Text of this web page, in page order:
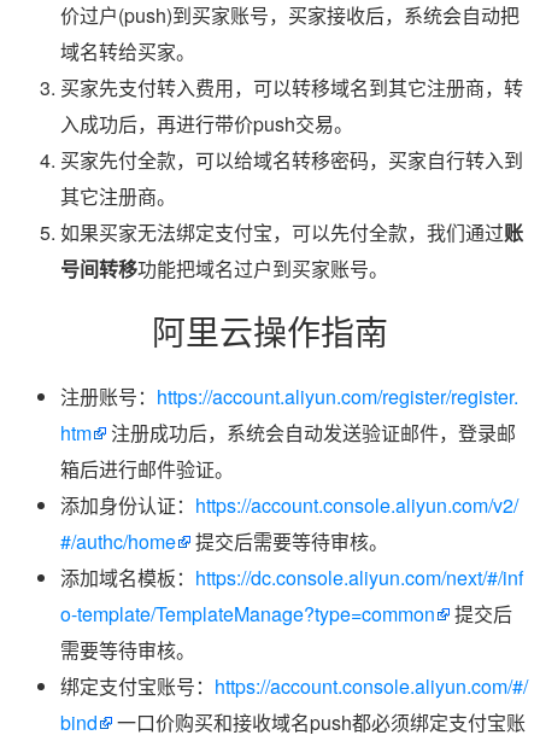
价过户(push)到买家账号，买家接收后，系统会自动把
域名转给买家。
买家先支付转入费用，可以转移域名到其它注册商，转
入成功后，再进行带价push交易。
买家先付全款，可以给域名转移密码，买家自行转入到
其它注册商。
如果买家无法绑定支付宝，可以先付全款，我们通过账
号间转移功能把域名过户到买家账号。
阿里云操作指南
注册账号： https://account.aliyun.com/register/register.
htm
注册成功后，系统会自动发送验证邮件，登录邮
箱后进行邮件验证。
添加身份认证： https://account.console.aliyun.com/v2/
#/authc/home
提交后需要等待审核。
添加域名模板： https://dc.console.aliyun.com/next/#/inf
o-template/TemplateManage?type=common
提交后
需要等待审核。
绑定支付宝账号： https://account.console.aliyun.com/#/
bind
一口价购买和接收域名push都必须绑定支付宝账